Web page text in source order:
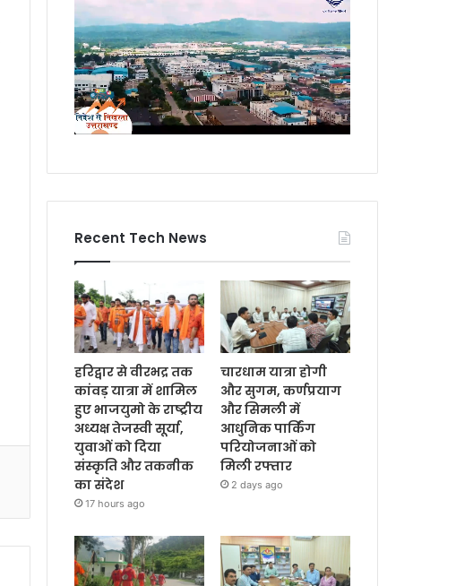
Recent Tech News
हरिद्वार से वीरभद्र तक
कांवड़ यात्रा में शामिल
हुए भाजयुमो के राष्ट्रीय
अध्यक्ष तेजस्वी सूर्या,
युवाओं को दिया
संस्कृति और तकनीक
का संदेश
17 hours ago
चारधाम यात्रा होगी
और सुगम, कर्णप्रयाग
और सिमली में
आधुनिक पार्किंग
परियोजनाओं को
मिली रफ्तार
2 days ago